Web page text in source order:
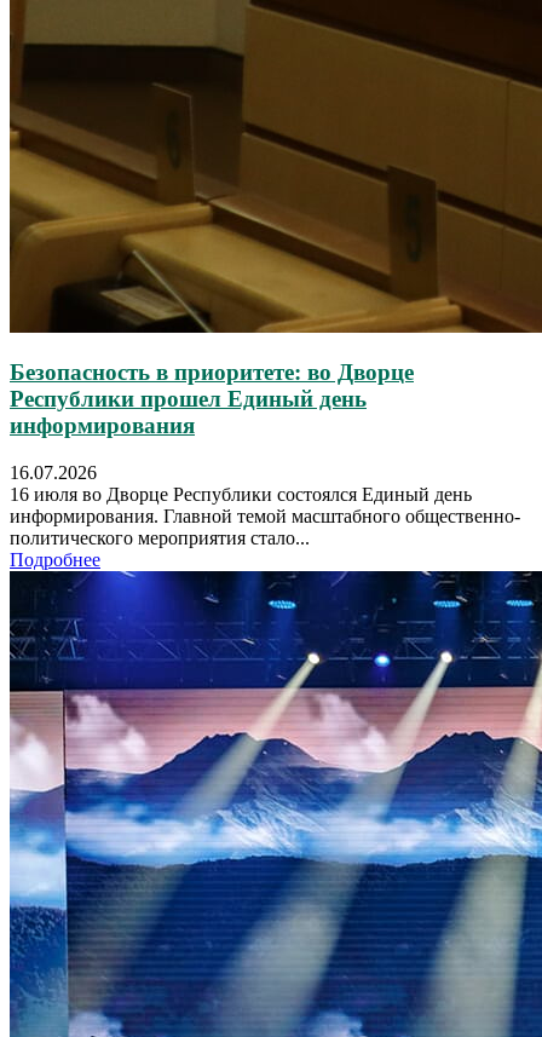
Безопасность в приоритете: во Дворце
Республики прошел Единый день
информирования
16.07.2026
16 июля во Дворце Республики состоялся Единый день
информирования. Главной темой масштабного общественно-
политического мероприятия стало...
Подробнее